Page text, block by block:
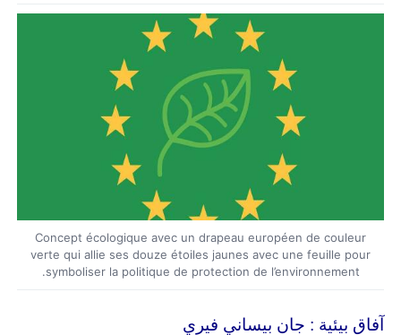
Concept écologique avec un drapeau européen de couleur
verte qui allie ses douze étoiles jaunes avec une feuille pour
symboliser la politique de protection de l’environnement.
آفاق بيئية : جان بيساني فيري